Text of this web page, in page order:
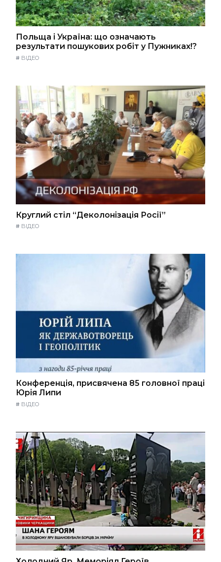
Польща і Україна: що означають
результати пошукових робіт у Пужниках!?
# ВІДЕО
Круглий стіл “Деколонізація Росії”
# ВІДЕО
Конференція, присвячена 85 головної праці
Юрія Липи
# ВІДЕО